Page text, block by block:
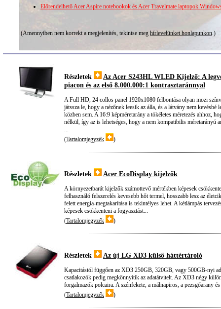
Előrendelhető Acer Aspire notebookok és Acer Travelmate laptopok
(Amennyiben nem korrekt a megjelenítés, tekintse meg hírlevelünket honlapunkon.)
Részletek
Az Acer S243HL WLED Kijelző: A
piacon és az első 8.000.000:1 kontrasztaránnyal
A Full HD, 24 collos panel 1920x1080 felbontása olyan mozi
játssza le, hogy a nézőnek leesik az álla, és a látvány nem
közben sem. A 16:9 képméretarány a tökéletes méretezés ahhoz,
nélkül, így az is lehetséges, hogy a nem kompatibilis
...
(Tartalomjegyzék )
Részletek Acer EcoDisplay kijelzők
A környezetbarát kijelzők számottevő mértékben képesek
felhasználó felszerelés kevesebb hőt termel, hosszabb lesz az
felett energia-megtakarítása is tekintélyes lehet. A kétlámpás
képesek csökkenteni a fogyasztást...
(Tartalomjegyzék )
Részletek Az új LG XD3 külső háttértároló
Kapacitástól függően az XD3 250GB, 320GB, vagy 500GB-nyi
csatlakozók pedig megkönnyítik az adatátvitelt. Az XD3 négy
forgalmazók polcaira. A szénfekete, a málnapiros, a pezsgőarany
(Tartalomjegyzék )